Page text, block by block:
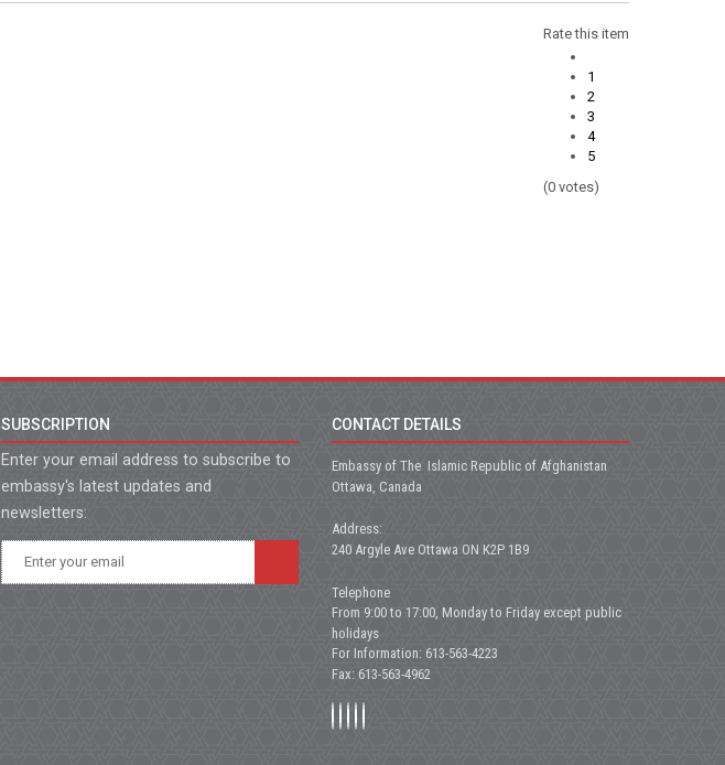
Rate this item
1
2
3
4
5
(0 votes)
SUBSCRIPTION
Enter your email address to subscribe to
embassy's latest updates and
newsletters:
CONTACT DETAILS
Embassy of The Islamic Republic of Afghanistan
Ottawa, Canada
Address:
240 Argyle Ave Ottawa ON K2P 1B9
Telephone
From 9:00 to 17:00, Monday to Friday except public
holidays
For Information: 613-563-4223
Fax: 613-563-4962